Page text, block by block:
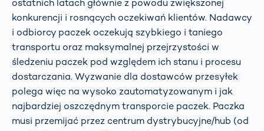
ostatnich latach głównie z powodu zwiększonej
konkurencji i rosnących oczekiwań klientów. Nadawcy
i odbiorcy paczek oczekują szybkiego i taniego
transportu oraz maksymalnej przejrzystości w
śledzeniu paczek pod względem ich stanu i procesu
dostarczania. Wyzwanie dla dostawców przesyłek
polega więc na wysoko zautomatyzowanym i jak
najbardziej oszczędnym transporcie paczek. Paczka
musi przemijać przez centrum dystrybucyjne/hub (od